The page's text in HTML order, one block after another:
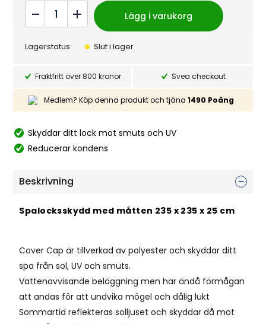
Spalocksskydd
235
Lägg i varukorg
Lagerstatus: Slut i lager
Fraktfritt över 800 kronor Svea checkout
Medlem? Köp denna produkt och tjäna1490 Poäng
Skyddar ditt lock mot smuts och UV
Reducerar kondens
Beskrivning
Spalocksskydd med måtten 235 x 235 x 25 cm
Cover Cap är tillverkad av polyester och skyddar ditt
spa från sol, UV och smuts.
Vattenavvisande beläggning men har ändå förmågan
att andas för att undvika mögel och dålig lukt
Sommartid reflekteras solljuset och skyddar då mot